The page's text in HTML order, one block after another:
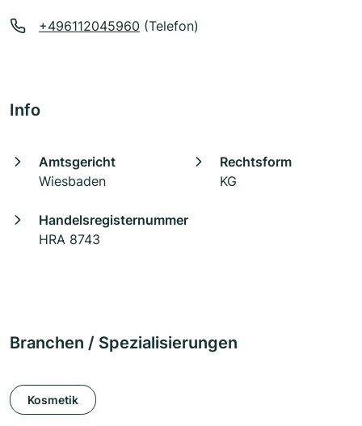
+496112045960 (Telefon)
Info
Amtsgericht
Wiesbaden
Rechtsform
KG
Handelsregisternummer
HRA 8743
Branchen / Spezialisierungen
Kosmetik